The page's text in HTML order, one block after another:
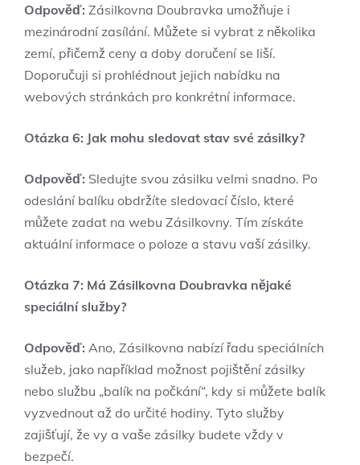
Odpověď: Zásilkovna Doubravka umožňuje i
mezinárodní zasílání. Můžete si vybrat z několika
zemí, přičemž ceny a doby doručení se liší.
Doporučuji si prohlédnout jejich nabídku na
webových stránkách pro konkrétní informace.
Otázka 6: Jak mohu sledovat stav své zásilky?
Odpověď: Sledujte svou zásilku velmi snadno. Po
odeslání balíku obdržíte sledovací číslo, které
můžete zadat na webu Zásilkovny. Tím získáte
aktuální informace o poloze a stavu vaší zásilky.
Otázka 7: Má Zásilkovna Doubravka nějaké
speciální služby?
Odpověď: Ano, Zásilkovna nabízí řadu speciálních
služeb, jako například možnost pojištění zásilky
nebo službu „balík na počkání“, kdy si můžete balík
vyzvednout až do určité hodiny. Tyto služby
zajišťují, že vy a vaše zásilky budete vždy v
bezpečí.